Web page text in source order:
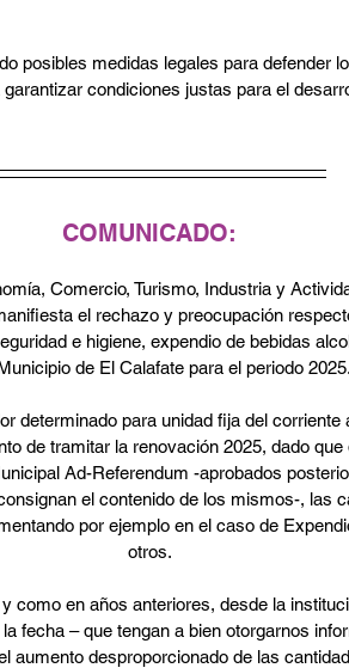
posibles medidas legales para defender
condiciones justas para el
COMUNICADO:
Comercio, Turismo, Industria y
el rechazo y preocupación
e higiene, expendio de bebidas
de El Calafate para el periodo 2025.
determinado para unidad fija del
de tramitar la renovación 2025, dado
Ad-Referendum -aprobados
el contenido de los mismos-, las
por ejemplo en el caso de
otros.
como en años anteriores, desde la
fecha – que tengan a bien otorgarnos
aumento desproporcionado de las